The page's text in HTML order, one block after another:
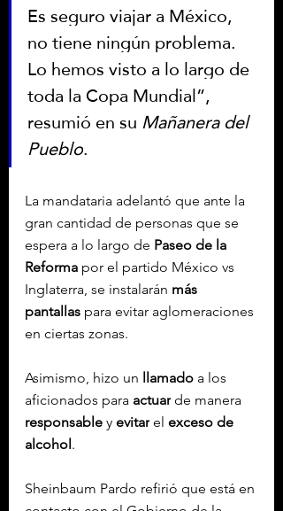
Es seguro viajar a México,
no tiene ningún problema.
Lo hemos visto a lo largo de
toda la Copa Mundial”,
resumió en su Mañanera del
Pueblo.
La mandataria adelantó que ante la
gran cantidad de personas que se
espera a lo largo de Paseo de la
Reforma por el partido México vs
Inglaterra, se instalarán más
pantallas para evitar aglomeraciones
en ciertas zonas.
Asimismo, hizo un llamado a los
aficionados para actuar de manera
responsable y evitar el exceso de
alcohol.
Sheinbaum Pardo refirió que está en